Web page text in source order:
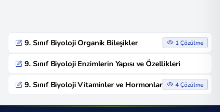
9. Sınıf Biyoloji Organik Bileşikler 1 Çözülme
9. Sınıf Biyoloji Enzimlerin Yapısı ve Özellikleri
9. Sınıf Biyoloji Vitaminler ve Hormonlar 4 Çözülme